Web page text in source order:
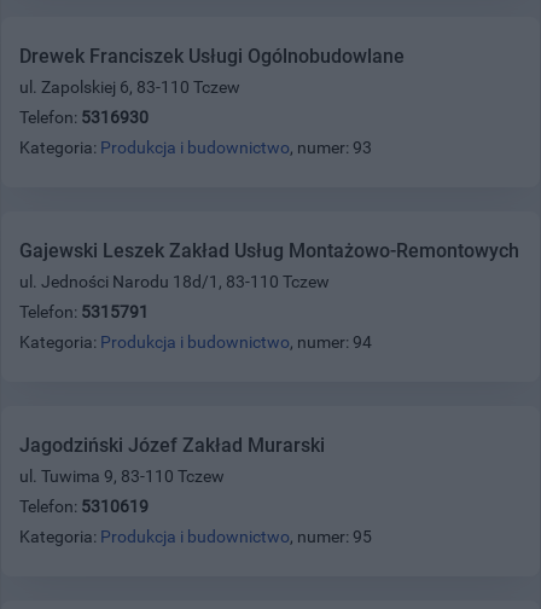
Drewek Franciszek Usługi Ogólnobudowlane
ul. Zapolskiej 6, 83-110 Tczew
Telefon: 5316930
Kategoria: Produkcja i budownictwo, numer: 93
Gajewski Leszek Zakład Usług Montażowo-Remontowych
ul. Jedności Narodu 18d/1, 83-110 Tczew
Telefon: 5315791
Kategoria: Produkcja i budownictwo, numer: 94
Jagodziński Józef Zakład Murarski
ul. Tuwima 9, 83-110 Tczew
Telefon: 5310619
Kategoria: Produkcja i budownictwo, numer: 95